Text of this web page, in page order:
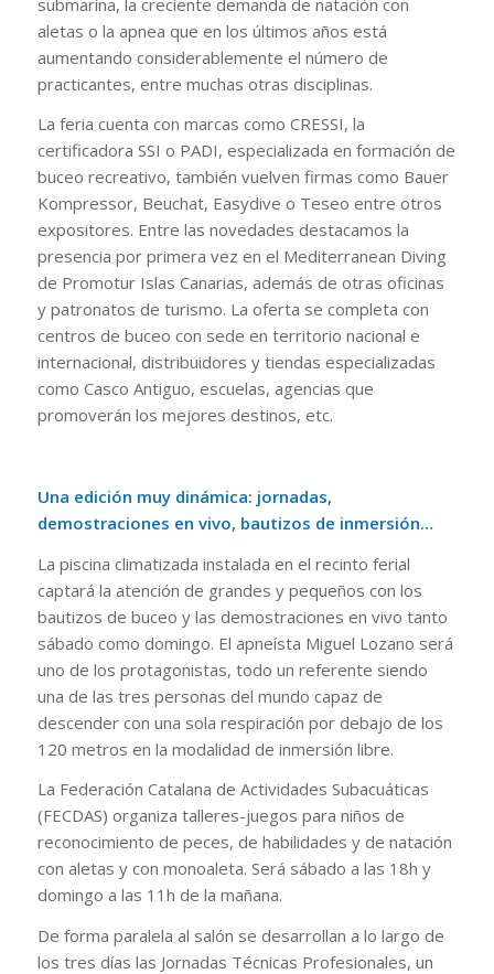
aletas o la apnea que en los últimos años está
aumentando considerablemente el número de
practicantes, entre muchas otras disciplinas.
La feria cuenta con marcas como CRESSI, la
certificadora SSI o PADI, especializada en formación de
buceo recreativo, también vuelven firmas como Bauer
Kompressor, Beuchat, Easydive o Teseo entre otros
expositores. Entre las novedades destacamos la
presencia por primera vez en el Mediterranean Diving
de Promotur Islas Canarias, además de otras oficinas
y patronatos de turismo. La oferta se completa con
centros de buceo con sede en territorio nacional e
internacional, distribuidores y tiendas especializadas
como Casco Antiguo, escuelas, agencias que
promoverán los mejores destinos, etc.
Una edición muy dinámica: jornadas,
demostraciones en vivo, bautizos de inmersión…
La piscina climatizada instalada en el recinto ferial
captará la atención de grandes y pequeños con los
bautizos de buceo y las demostraciones en vivo tanto
sábado como domingo. El apneísta Miguel Lozano será
uno de los protagonistas, todo un referente siendo
una de las tres personas del mundo capaz de
descender con una sola respiración por debajo de los
120 metros en la modalidad de inmersión libre.
La Federación Catalana de Actividades Subacuáticas
(FECDAS) organiza talleres-juegos para niños de
reconocimiento de peces, de habilidades y de natación
con aletas y con monoaleta. Será sábado a las 18h y
domingo a las 11h de la mañana.
De forma paralela al salón se desarrollan a lo largo de
los tres días las Jornadas Técnicas Profesionales, un